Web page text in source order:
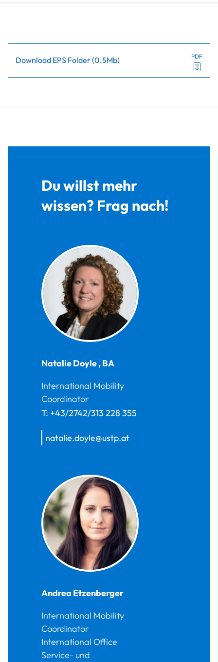
Download EPS Folder(0.5Mb) PDF
Du willst mehr
wissen? Frag nach!
NatalieDoyle,BA
International Mobility
Coordinator
T: +43/2742/313 228 355
natalie.doyle@ustp.at
Andrea Etzenberger
International Mobility
Coordinator
International Office
Service- und